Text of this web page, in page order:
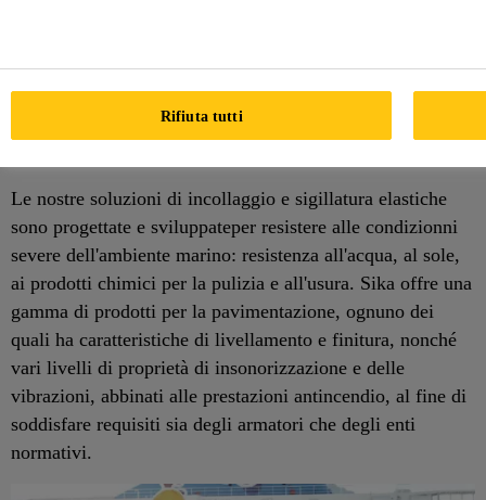
incollaggio di ponti in teak, sigillature ed incollaggi per
interni ed esterni e insonorizzazioni per pavimentazioni
nella produzione e riparazione di barche da diporto, navi
Le nostre soluzioni di incollaggio e sigillatura elastiche
sono progettate e sviluppateper resistere alle condizionni
severe dell'ambiente marino: resistenza all'acqua, al sole,
ai prodotti chimici per la pulizia e all'usura. Sika offre una
gamma di prodotti per la pavimentazione, ognuno dei
quali ha caratteristiche di livellamento e finitura, nonché
vari livelli di proprietà di insonorizzazione e delle
vibrazioni, abbinati alle prestazioni antincendio, al fine di
soddisfare requisiti sia degli armatori che degli enti
normativi.
Rifiuta tutti